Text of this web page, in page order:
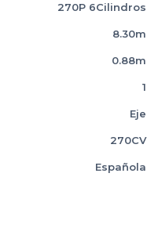
270P 6Cilindros
8.30m
0.88m
1
Eje
270CV
Española